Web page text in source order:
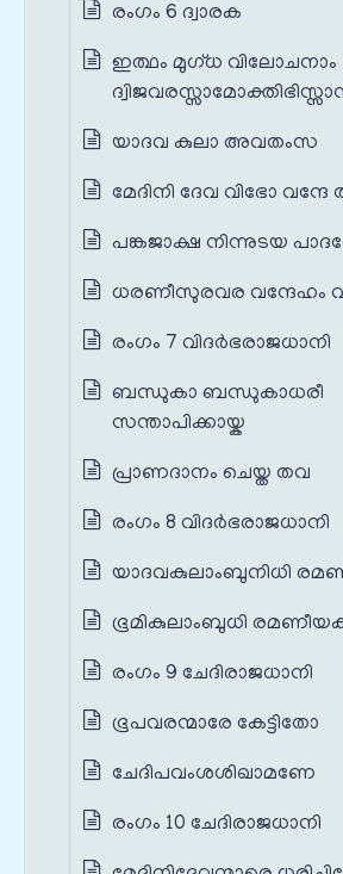
രംഗം 6 ദ്വാരക
ഇത്ഥം മുഗ്ധ വിലോചനാം
യാദവ കുലാ അവതംസ
മേദിനി ദേവ വിഭോ വന്ദേ
പങ്കജാക്ഷ നിന്നുടയ
ധരണീസുരവര വന്ദേഹം
രംഗം 7 വിദർഭരാജധാനി
ബന്ധുകാ ബന്ധുകാധരീ
സന്താപിക്കായ്ക
പ്രാണദാനം ചെയ്ത തവ
രംഗം 8 വിദർഭരാജധാനി
യാദവകുലാംബുനിധി
ഭൂമികുലാംബുധി
രംഗം 9 ചേദിരാജധാനി
ഭൂപവരന്മാരേ കേട്ടിതോ
ചേദിപവംശശിഖാമണേ
രംഗം 10 ചേദിരാജധാനി